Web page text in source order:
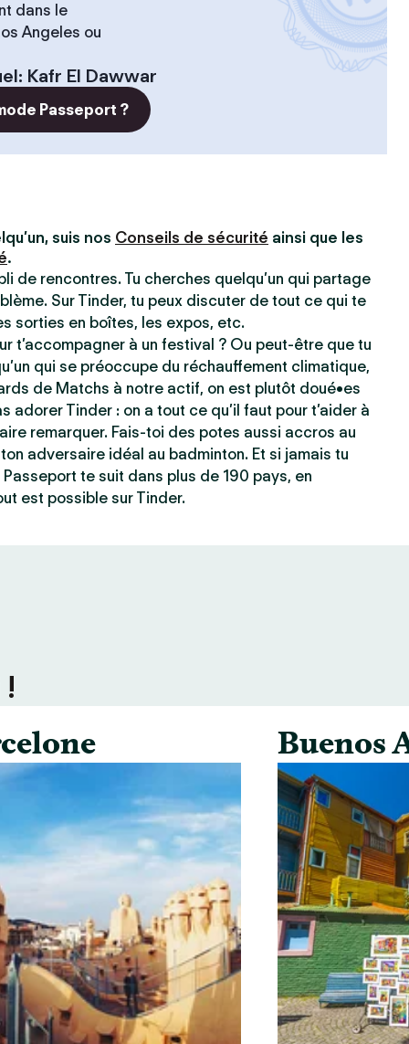
dans le
Angeles ou
: Kafr El Dawwar
Passeport ?
suis nos Conseils de sécurité ainsi que les
.
de rencontres. Tu cherches quelqu’un qui partage
Sur Tinder, tu peux discuter de tout ce qui te
sorties en boîtes, les expos, etc.
t’accompagner à un festival ? Ou peut-être que tu
qui se préoccupe du réchauffement climatique,
de Matchs à notre actif, on est plutôt doué•es
adorer Tinder : on a tout ce qu’il faut pour t’aider à
remarquer. Fais-toi des potes aussi accros au
adversaire idéal au badminton. Et si jamais tu
te suit dans plus de 190 pays, en
est possible sur Tinder.
Buenos